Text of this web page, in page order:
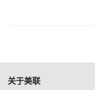
关于美联